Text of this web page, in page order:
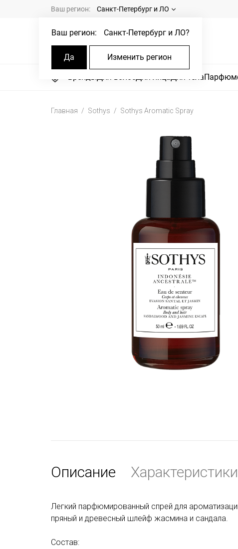
Ваш регион: Санкт-Петербург и ЛО
Ваш регион: Санкт-Петербург и ЛО?
Да Изменить регион
БрендыДля волосДля лицаДля тела
Главная Sothys Sothys Aromatic Spray
Описание Характеристики
Легкий парфюмированный спрей для
пряный и древесный шлейф жасмина и сандала.
Состав: